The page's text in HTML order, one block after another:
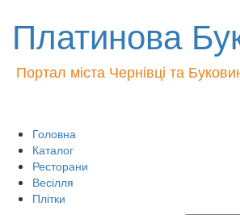
Платинова
Портал міста Чернівці та
Головна
Каталог
Ресторани
Весілля
Плітки